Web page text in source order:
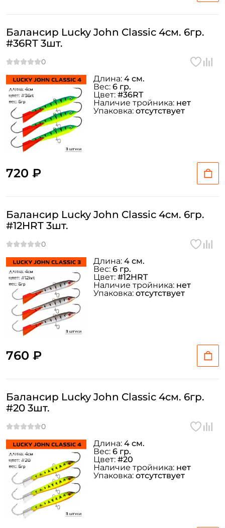
Балансир Lucky John Classic 4см. 6гр.
#36RT 3шт.
720 ₽
Длина: 4 см.
Вес: 6 гр.
Цвет: #36RT
Наличие тройника: нет
Упаковка: отсутствует
Балансир Lucky John Classic 4см. 6гр.
#12HRT 3шт.
760 ₽
Длина: 4 см.
Вес: 6 гр.
Цвет: #12HRT
Наличие тройника: нет
Упаковка: отсутствует
Балансир Lucky John Classic 4см. 6гр.
#20 3шт.
Длина: 4 см.
Вес: 6 гр.
Цвет: #20
Наличие тройника: нет
Упаковка: отсутствует